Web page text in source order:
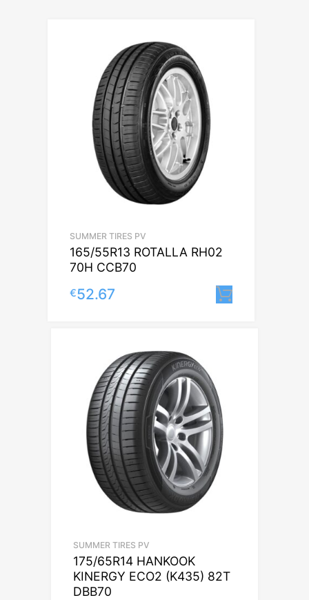
SUMMER TIRES PV
165/55R13 ROTALLA RH02
70H CCB70
€52.67
SUMMER TIRES PV
175/65R14 HANKOOK
KINERGY ECO2 (K435) 82T
DBB70